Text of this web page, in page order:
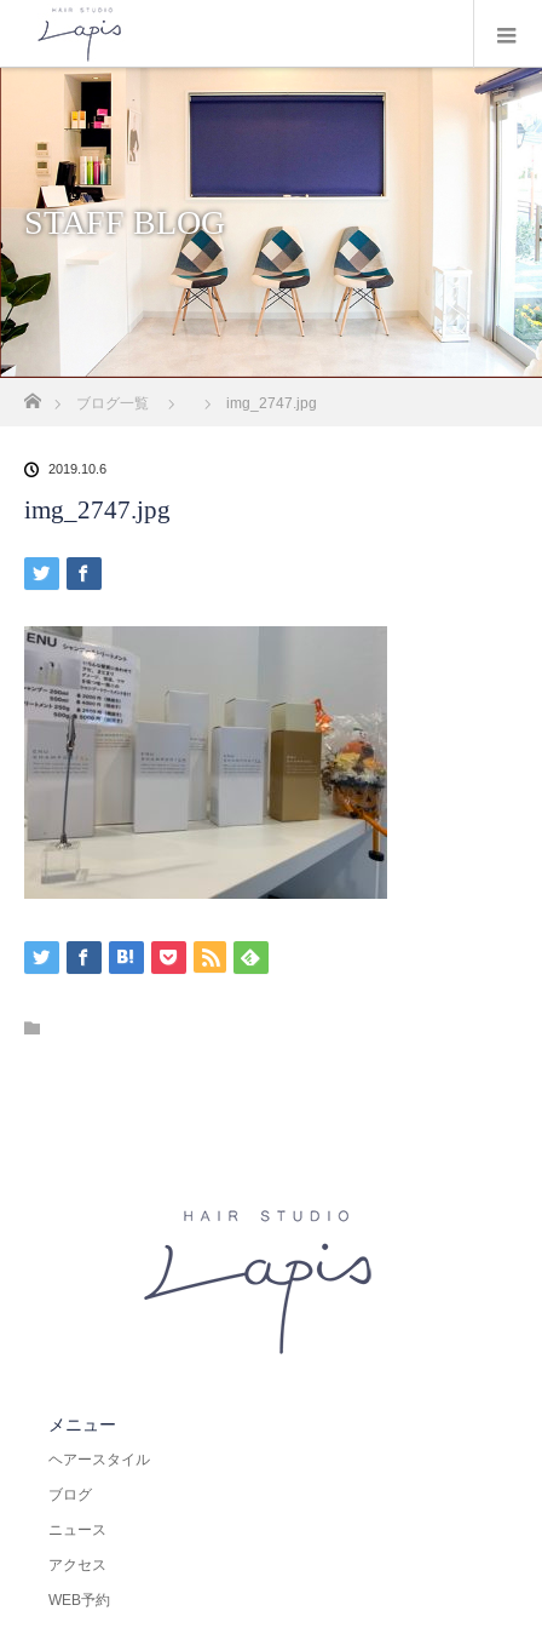
STAFF BLOG
ブログ一覧 img_2747.jpg
2019.10.6
img_2747.jpg
メニュー
ヘアースタイル
ブログ
ニュース
アクセス
WEB予約